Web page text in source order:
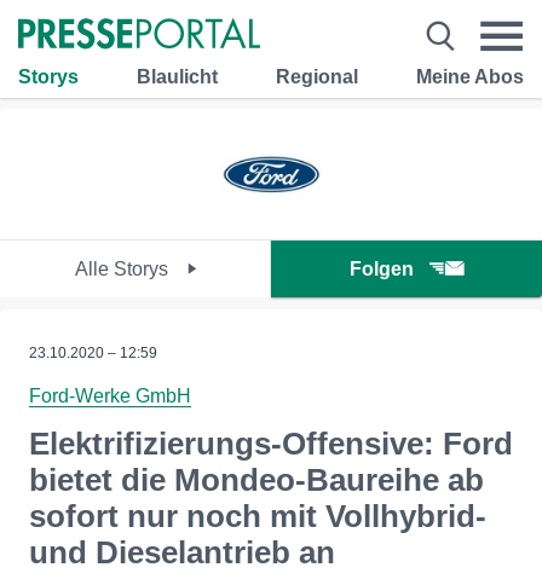
Storys Blaulicht Regional Meine Abos
Alle Storys Folgen
23.10.2020 – 12:59
Ford-Werke GmbH
Elektrifizierungs-Offensive: Ford
bietet die Mondeo-Baureihe ab
sofort nur noch mit Vollhybrid-
und Dieselantrieb an